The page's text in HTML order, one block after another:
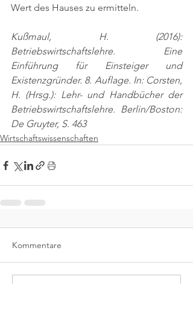
Wert des Hauses zu ermitteln.
Kußmaul, H. (2016):
Betriebswirtschaftslehre. Eine
Einführung für Einsteiger und
Existenzgründer. 8. Auflage. In: Corsten,
H. (Hrsg.): Lehr- und Handbücher der
Betriebswirtschaftslehre. Berlin/Boston:
De Gruyter, S. 463
Wirtschaftswissenschaften
Kommentare